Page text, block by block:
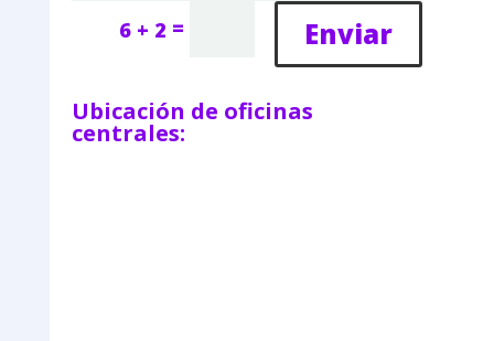
6 + 2 = Enviar
Ubicación de oficinas
centrales: